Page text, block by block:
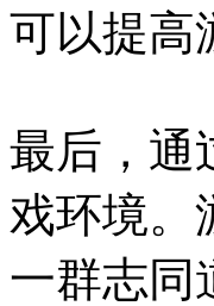
可以提高
最后，通
戏环境。
一群志同